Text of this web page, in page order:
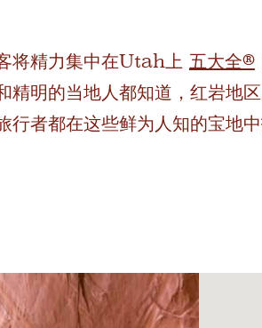
将精力集中在Utah上 五大全®
精明的当地人都知道，红岩地
行者都在这些鲜为人知的宝地